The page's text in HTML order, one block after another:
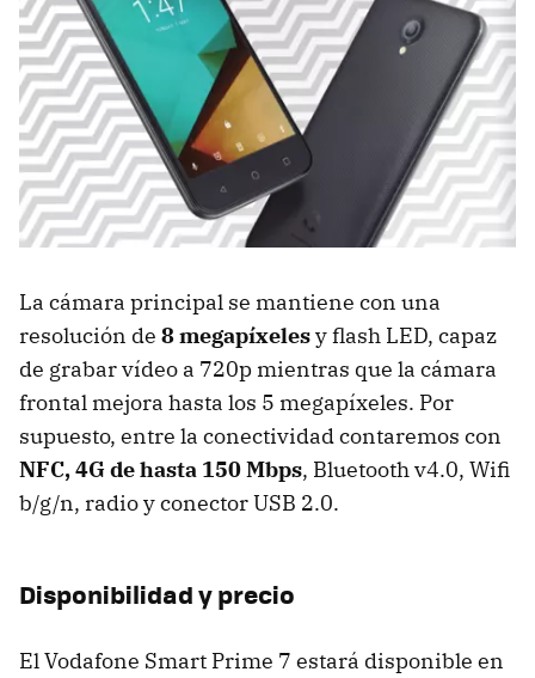
La cámara principal se mantiene con una
resolución de 8 megapíxelesy flash LED, capaz
de grabar vídeo a 720p mientras que la cámara
frontal mejora hasta los 5 megapíxeles. Por
supuesto, entre la conectividad contaremos con
NFC, 4G de hasta 150 Mbps, Bluetooth v4.0, Wifi
b/g/n, radio y conector USB 2.0.
Disponibilidad y precio
El Vodafone Smart Prime 7 estará disponible en